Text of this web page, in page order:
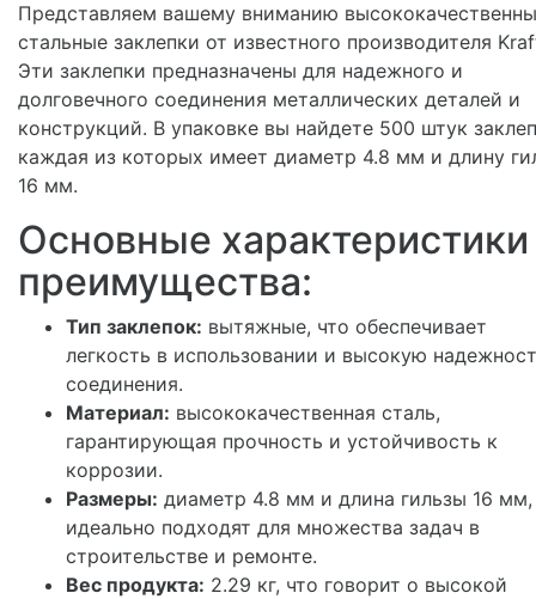
Представляем вашему вниманию
стальные заклепки от известного производителя
Эти заклепки предназначены для надежного и
долговечного соединения металлических деталей и
конструкций. В упаковке вы найдете 500 штук
каждая из которых имеет диаметр 4.8 мм и длину
16 мм.
Основные
преимущества:
Тип заклепок: вытяжные, что обеспечивает
легкость в использовании и высокую
соединения.
Материал: высококачественная сталь,
гарантирующая прочность и устойчивость к
коррозии.
Размеры: диаметр 4.8 мм и длина гильзы 16 мм,
идеально подходят для множества задач в
строительстве и ремонте.
Вес продукта: 2.29 кг, что говорит о высокой